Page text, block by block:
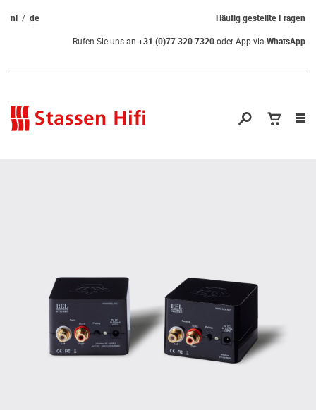
Häufig gestellte Fragen
nl de
Rufen Sie uns an +31 (0)77 320 7320oder App via WhatsApp